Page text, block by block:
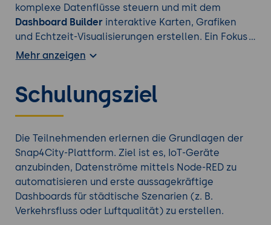
komplexe Datenflüsse steuern und mit dem
Dashboard Builderinteraktive Karten, Grafiken
und Echtzeit-Visualisierungen erstellen. Ein Fokus
liegt auf der Einhaltung von
Kommunen profitieren von einer
herstellerunabhängigen Lösung (Open Source),
Entscheidungsfindung in Echtzeit und einer
skalierbaren Infrastruktur, die für künftige Smart-
City-Herausforderungen gerüstet ist.
Entdecken Sie auch unsere anderenSmart City
Weiterbildungen.
Mehr anzeigen
Schulungsziel
Die Teilnehmenden erlernen die Grundlagen der
Snap4City-Plattform. Ziel ist es, IoT-Geräte
anzubinden, Datenströme mittels Node-RED zu
automatisieren und erste aussagekräftige
Dashboards für städtische Szenarien (z. B.
Verkehrsfluss oder Luftqualität) zu erstellen.